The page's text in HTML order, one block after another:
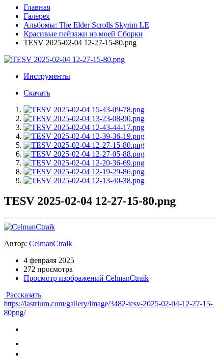
Главная
Галерея
Альбомы: The Elder Scrolls Skyrim LE
Красивые пейзажи из моей Сборки
TESV 2025-02-04 12-27-15-80.png
Инструменты
Скачать
TESV 2025-02-04 12-27-15-80.png
Автор: CelmanCtraik
4 февраля 2025
272 просмотра
Просмотр изображений CelmanCtraik
Рассказать
https://lastrium.com/gallery/image/3482-tesv-2025-02-04-12-27-15-
80png/